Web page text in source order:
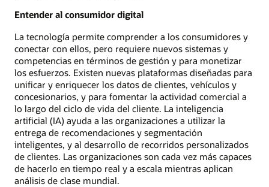
Entender al consumidor digital
La tecnología permite comprender a los consumidores y
conectar con ellos, pero requiere nuevos sistemas y
competencias en términos de gestión y para monetizar
los esfuerzos. Existen nuevas plataformas diseñadas para
unificar y enriquecer los datos de clientes, vehículos y
concesionarios, y para fomentar la actividad comercial a
lo largo del ciclo de vida del cliente. La inteligencia
artificial (IA) ayuda a las organizaciones a utilizar la
entrega de recomendaciones y segmentación
inteligentes, y al desarrollo de recorridos personalizados
de clientes. Las organizaciones son cada vez más capaces
de hacerlo en tiempo real y a escala mientras aplican
análisis de clase mundial.